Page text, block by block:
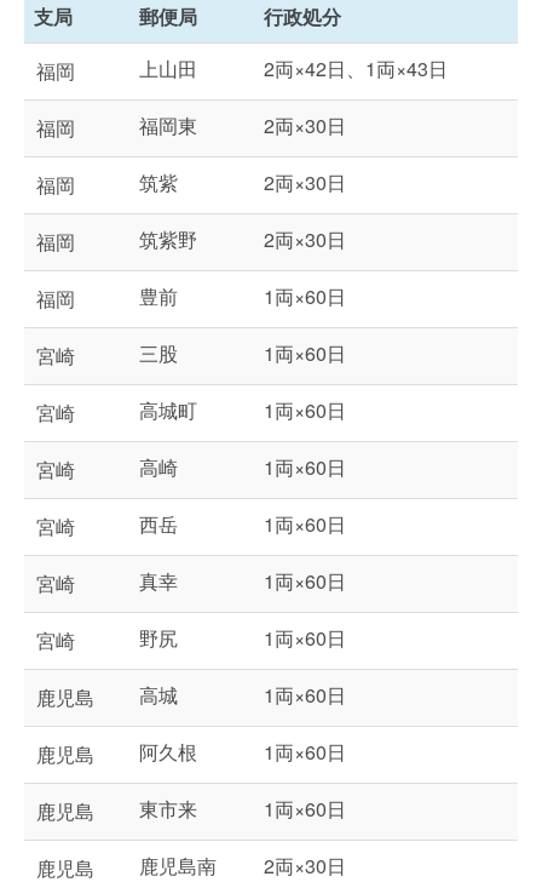
支局
郵便局
行政処分
福岡
上山田 2両×42日、1両×43日
福岡 福岡東 2両×30日
福岡 筑紫 2両×30日
福岡 筑紫野 2両×30日
福岡 豊前 1両×60日
宮崎 三股 1両×60日
宮崎 高城町 1両×60日
宮崎 高崎 1両×60日
宮崎 西岳 1両×60日
宮崎 真幸 1両×60日
宮崎 野尻 1両×60日
鹿児島 高城 1両×60日
鹿児島 阿久根 1両×60日
鹿児島 東市来 1両×60日
鹿児島 鹿児島南 2両×30日